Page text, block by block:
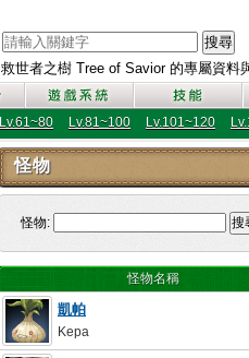
救世者之樹 Tree of Savior 的專屬資料
搜尋
Lv.61~80 Lv.81~100 Lv.101~120
怪物
怪物: 搜
怪物名稱
凱帕
Kepa